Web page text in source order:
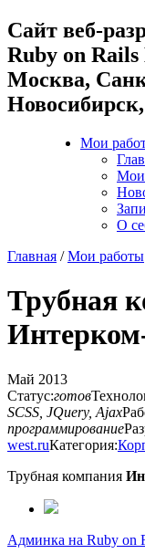
Cайт веб-
Ruby on Rails
Москва,
Мои
Мои
О
Главная /Мои работы
Трубная
Май 2013
Статус:готов
SCSS, JQuery, Ajax
программирование
west.ruКатегория:
Трубная компания
Админка на Ruby on